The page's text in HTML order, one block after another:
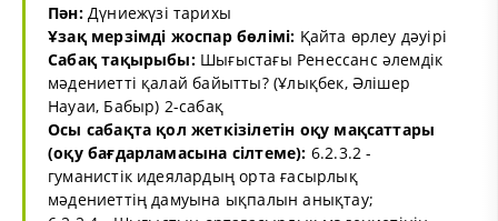
Пән:Дүниежүзі тарихы
Ұзақ мерзімді жоспар бөлімі: Қайта өрлеу дәуірі
Сабақ тақырыбы: Шығыстағы Ренессанс әлемдік
мәдениетті қалай байытты? (Ұлықбек, Әлішер
Науаи, Бабыр) 2-сабақ
Осы сабақта қол жеткізілетін оқу мақсаттары
(оқу бағдарламасына сілтеме): 6.2.3.2 -
гуманистік идеялардың орта ғасырлық
мәдениеттің дамуына ықпалын анықтау;